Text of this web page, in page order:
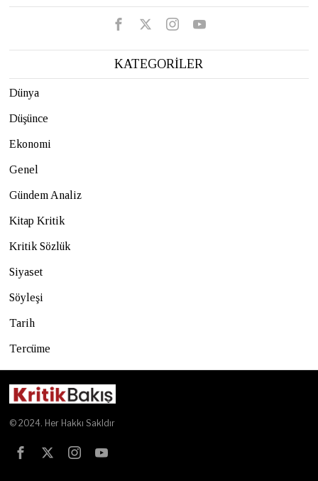
KATEGORİLER
Dünya
Düşünce
Ekonomi
Genel
Gündem Analiz
Kitap Kritik
Kritik Sözlük
Siyaset
Söyleşi
Tarih
Tercüme
© 2024. Her Hakkı Sakldır